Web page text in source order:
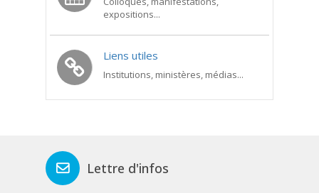
expositions...
Liens utiles
Institutions, ministères, médias...
Lettre d'infos